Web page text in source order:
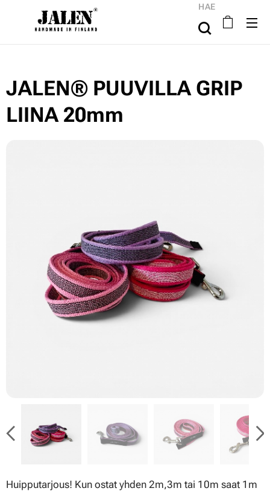
HAE
JALEN® PUUVILLA GRIP
LIINA 20mm
Huipputarjous! Kun ostat yhden 2m,3m tai 10m saat 1m